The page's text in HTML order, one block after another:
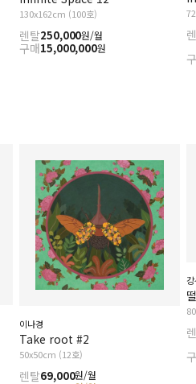
130x162cm (100호)
렌탈250,000원/월
구매15,000,000원
이나경
Take root #2
50x50cm (12호)
렌탈69,000원/월